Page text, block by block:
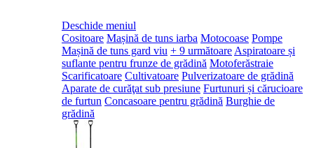
Deschide meniul
Cositoare Mașină de tuns iarba Motocoase Pompe
Mașină de tuns gard viu + 9 următoare Aspiratoare și
suflante pentru frunze de grădină Motoferăstraie
Scarificatoare Cultivatoare Pulverizatoare de grădină
Aparate de curăţat sub presiune Furtunuri și cărucioare
de furtun Concasoare pentru grădină Burghie de
grădină